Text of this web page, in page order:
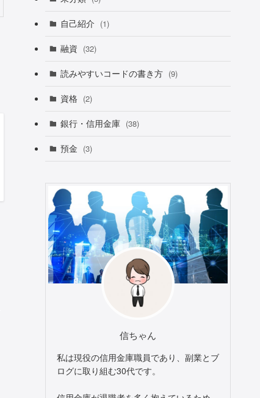
自己紹介 (1)
融資 (32)
読みやすいコードの書き方 (9)
資格 (2)
銀行・信用金庫 (38)
預金 (3)
信ちゃん
私は現役の信用金庫職員であり、副業とブ
ログに取り組む30代です。